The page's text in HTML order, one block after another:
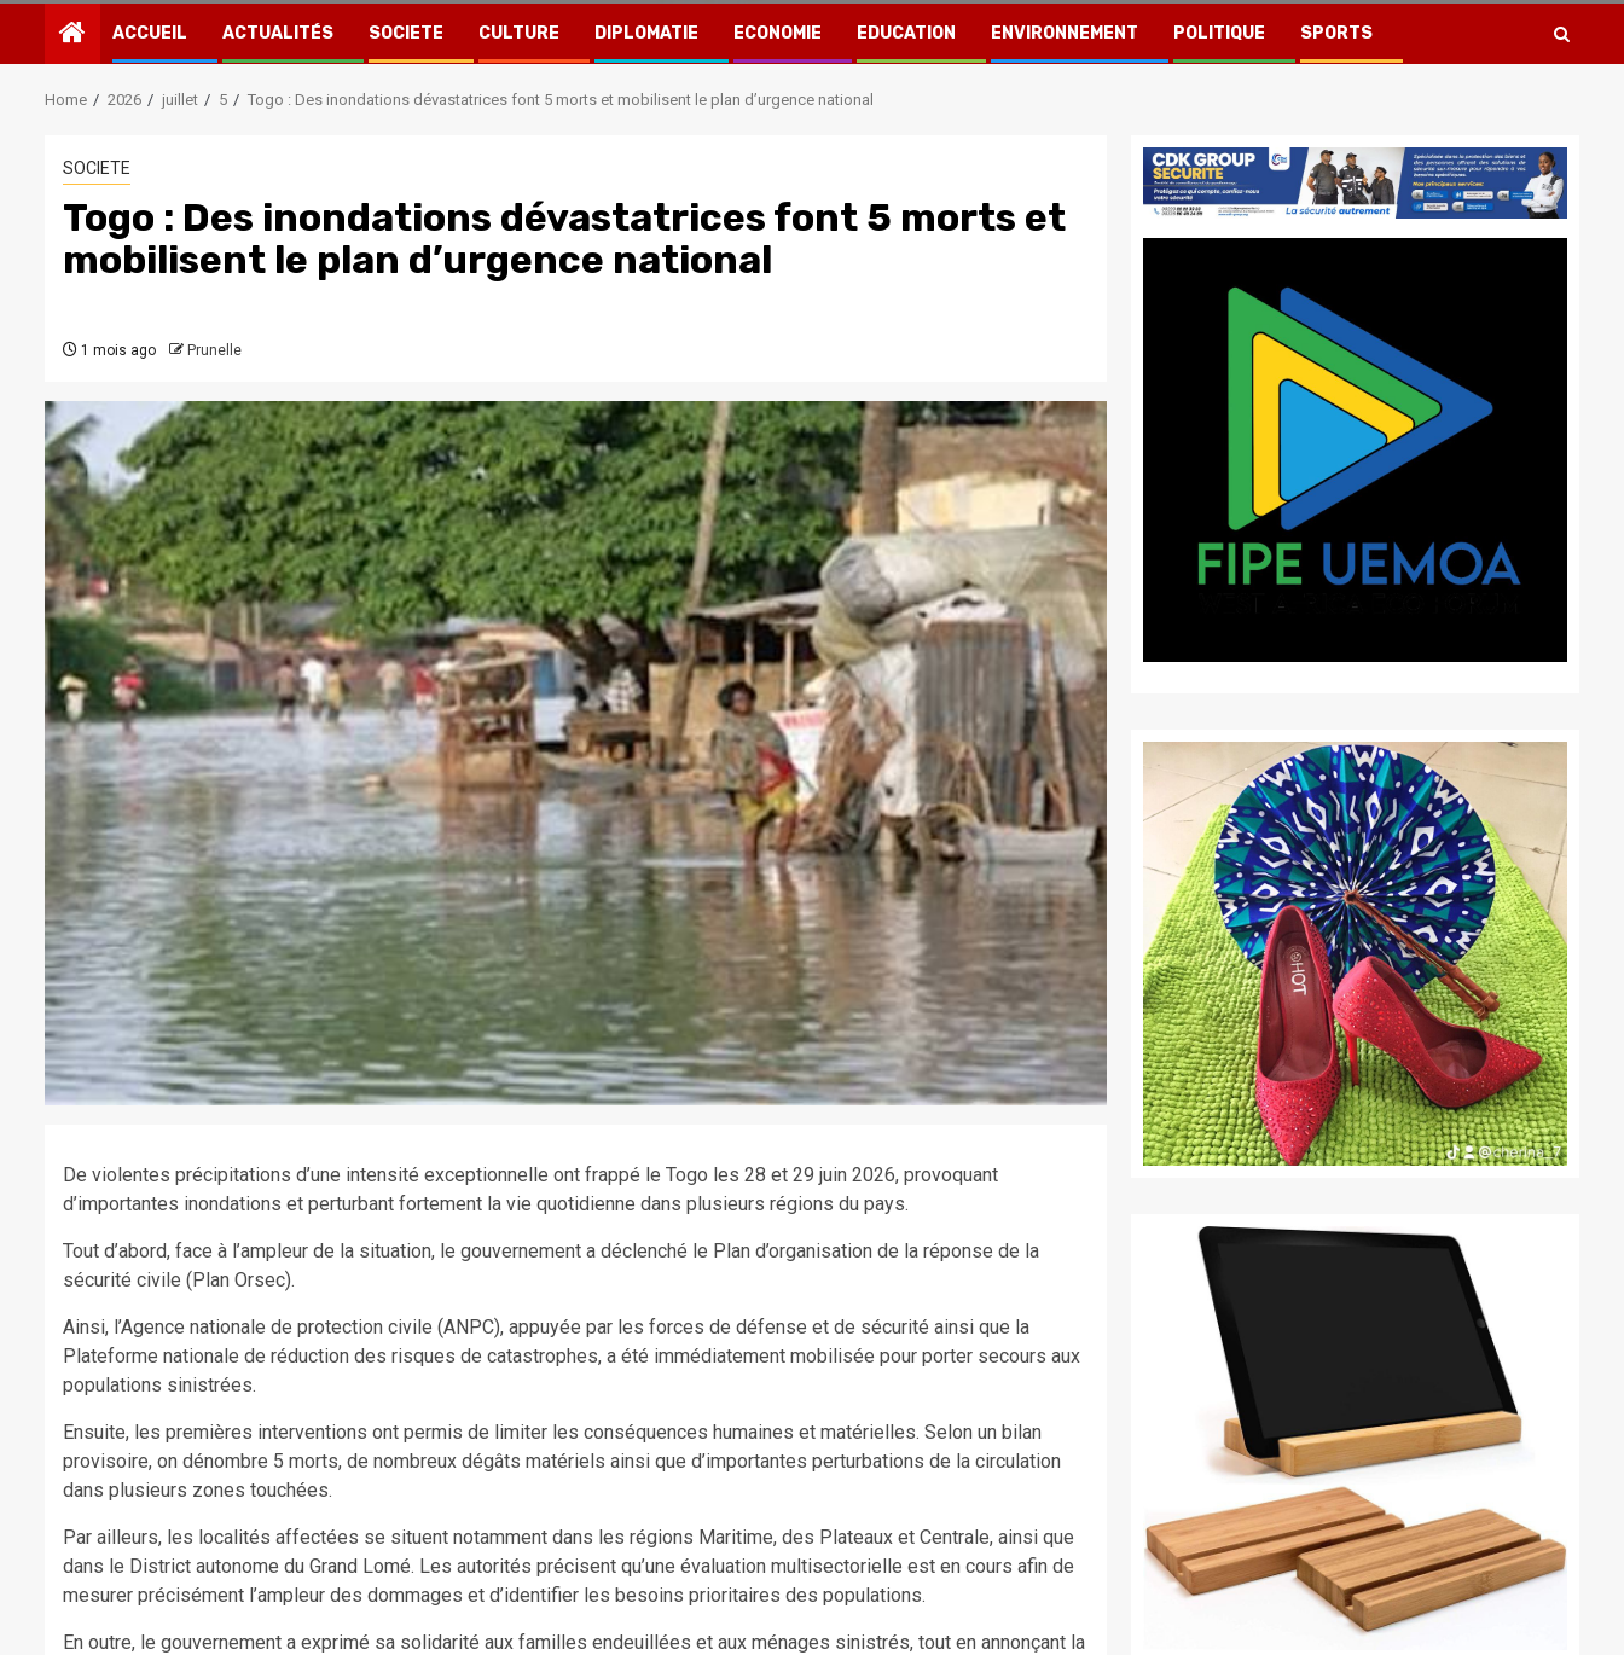
ACCUEIL ACTUALITÉS SOCIETE CULTURE DIPLOMATIE ECONOMIE EDUCATION ENVIRONNEMENT POLITIQUE SPORTS
Home 2026 juillet 5 Togo : Des inondations dévastatrices font 5 morts et mobilisent le plan d’urgence national
SOCIETE
Togo : Des inondations dévastatrices font 5 morts et
mobilisent le plan d’urgence national
1 mois ago Prunelle
De violentes précipitations d’une intensité exceptionnelle ont frappé le Togo les 28 et 29 juin 2026, provoquant
d’importantes inondations et perturbant fortement la vie quotidienne dans plusieurs régions du pays.
Tout d’abord, face à l’ampleur de la situation, le gouvernement a déclenché le Plan d’organisation de la réponse de la
sécurité civile (Plan Orsec).
Ainsi, l’Agence nationale de protection civile (ANPC), appuyée par les forces de défense et de sécurité ainsi que la
Plateforme nationale de réduction des risques de catastrophes, a été immédiatement mobilisée pour porter secours aux
populations sinistrées.
Ensuite, les premières interventions ont permis de limiter les conséquences humaines et matérielles. Selon un bilan
provisoire, on dénombre 5 morts, de nombreux dégâts matériels ainsi que d’importantes perturbations de la circulation
dans plusieurs zones touchées.
Par ailleurs, les localités affectées se situent notamment dans les régions Maritime, des Plateaux et Centrale, ainsi que
dans le District autonome du Grand Lomé. Les autorités précisent qu’une évaluation multisectorielle est en cours afin de
mesurer précisément l’ampleur des dommages et d’identifier les besoins prioritaires des populations.
En outre, le gouvernement a exprimé sa solidarité aux familles endeuillées et aux ménages sinistrés, tout en annonçant la